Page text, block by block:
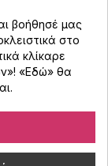
βοήθησέ μας
στο
κλίκαρε
«Εδώ» θα